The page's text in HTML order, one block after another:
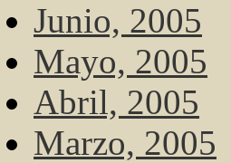
Junio, 2005
Mayo, 2005
Abril, 2005
Marzo, 2005